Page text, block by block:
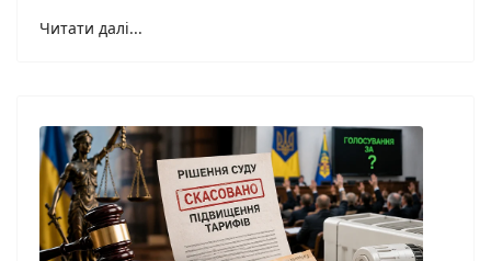
Читати далі...